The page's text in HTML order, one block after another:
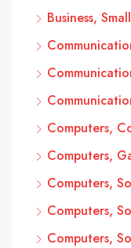
Business,
Computers,
Computers,
Computers,
Computers,
Computers,